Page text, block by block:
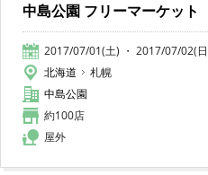
中島公園 フリーマーケット
2017/07/01(土) ・ 2017/07/02(
北海道
札幌
中島公園
約100店
屋外